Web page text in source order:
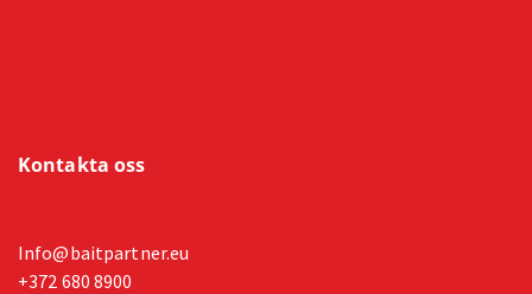
Kontakta oss
Info@baitpartner.eu
+372 680 8900